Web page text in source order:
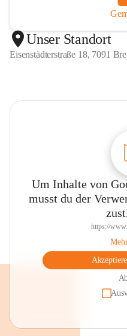
Unser Standort
Eisenstädterstraße 18, 7091
Um Inhalte von
musst du der
https://